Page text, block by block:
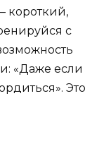
короткий,
с
«Даже если
Это